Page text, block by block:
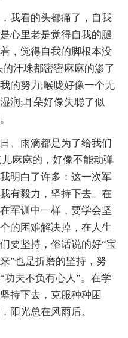
看的头都痛了，自我
心里老是觉得自我的腿
，觉得自我的脚根本没
汗珠都密密麻麻的渗了
的努力;喉咙好像一个无
润;耳朵好像失聪了似
雨滴都是为了给我们
麻麻的，好像不能动弹
明白了许多：这一次军
有毅力，坚持下去。在
军训中一样，要学会坚
的困难解决掉，在人生
要坚持，俗话说的好“宝
”也是折磨的坚持，努
功夫不负有心人”。在学
持下去，克服种种困
阳光总在风雨后。